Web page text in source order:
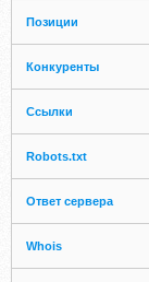
Позиции
Конкуренты
Ссылки
Robots.txt
Ответ сервера
Whois